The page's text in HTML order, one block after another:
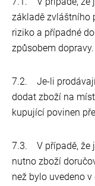
základě zvláštního
riziko a případné
způsobem dopravy.
7.2. Je-li
dodat zboží na
kupující povinen
7.3. V případě, že
nutno zboží
než bylo uvedeno